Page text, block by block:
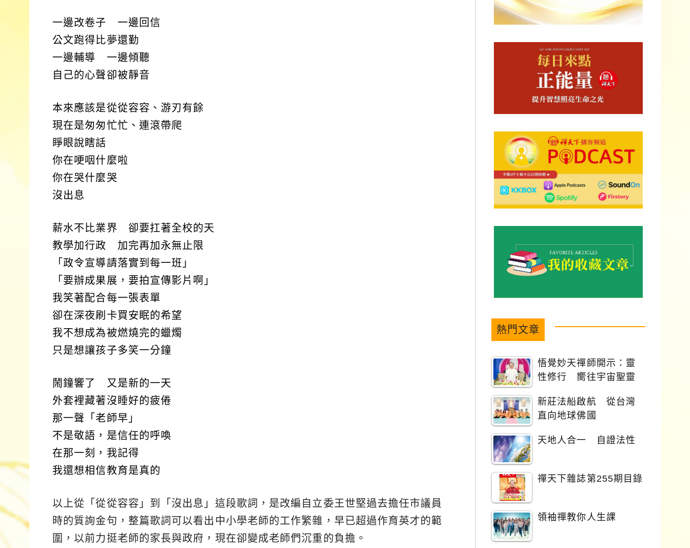
一邊改卷子 一邊回信
公文跑得比夢還勤
一邊輔導 一邊傾聽
自己的心聲卻被靜音
本來應該是從從容容、游刃有餘
現在是匆匆忙忙、連滾帶爬
睜眼說瞎話
你在哽咽什麼啦
你在哭什麼哭
沒出息
薪水不比業界 卻要扛著全校的天
教學加行政 加完再加永無止限
「政令宣導請落實到每一班」
「要辦成果展，要拍宣傳影片啊」
我笑著配合每一張表單
卻在深夜刷卡買安眠的希望
我不想成為被燃燒完的蠟燭
只是想讓孩子多笑一分鐘
鬧鐘響了 又是新的一天
外套裡藏著沒睡好的疲倦
那一聲「老師早」
不是敬語，是信任的呼喚
在那一刻，我記得
我還想相信教育是真的
以上從「從從容容」到「沒出息」這段歌詞，是改編自立委王世堅過去擔任市議員
時的質詢金句，整篇歌詞可以看出中小學老師的工作繁雜，早已超過作育英才的範
圍，以前力挺老師的家長與政府，現在卻變成老師們沉重的負擔。
熱門文章
悟覺妙天禪師開示：靈
性修行 嚮往宇宙聖靈
新莊法船啟航 從台灣
直向地球佛國
天地人合一 自證法性
禪天下雜誌第255期目錄
領袖禪教你人生課